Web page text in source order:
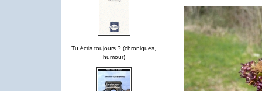
Tu écris toujours ? (chroniques,
humour)